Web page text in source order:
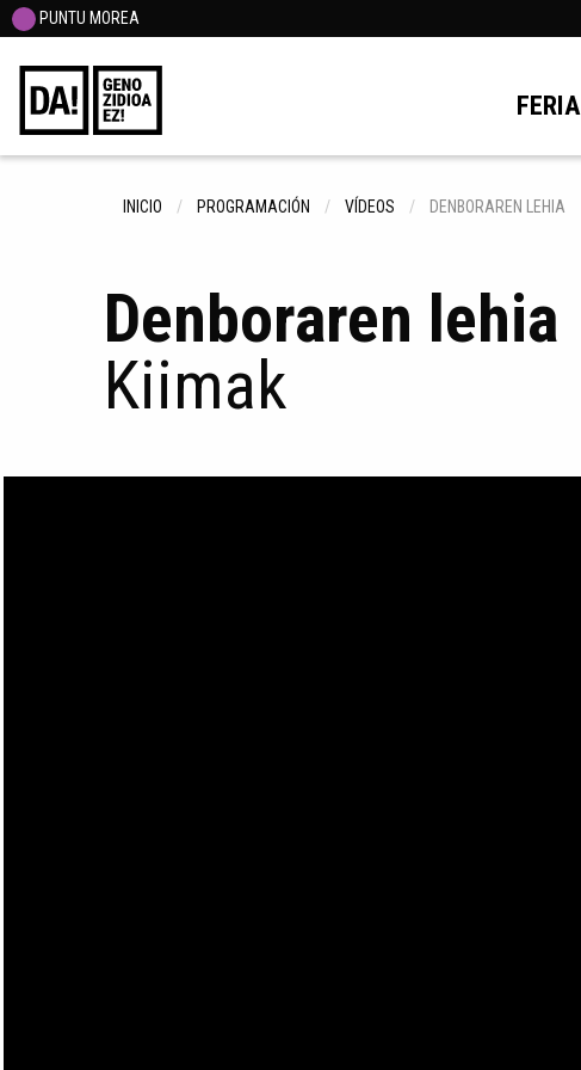
PUNTU MOREA
FERIA
INICIO PROGRAMACIÓN VÍDEOS DENBORAREN LEHIA
Denboraren lehia
Kiimak